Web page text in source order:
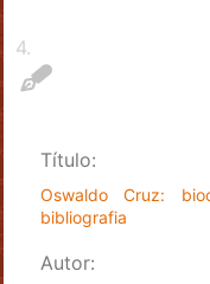
4.
Título:
Oswaldo Cruz:
bibliografia
Autor: